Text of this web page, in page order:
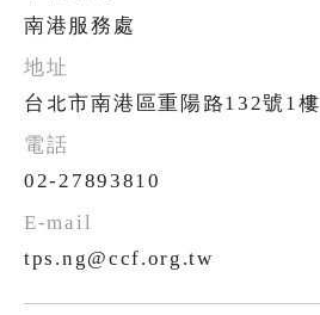
南港服務處
台北市南港區重陽路132號1樓
02-27893810
tps.ng@ccf.org.tw